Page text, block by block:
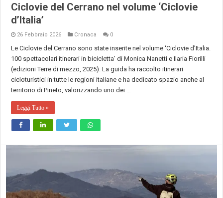
Ciclovie del Cerrano nel volume ‘Ciclovie
d’Italia’
26 Febbraio 2026 Cronaca 0
Le Ciclovie del Cerrano sono state inserite nel volume ‘Ciclovie d’Italia.
100 spettacolari itinerari in bicicletta’ di Monica Nanetti e Ilaria Fiorilli
(edizioni Terre di mezzo, 2025). La guida ha raccolto itinerari
cicloturistici in tutte le regioni italiane e ha dedicato spazio anche al
territorio di Pineto, valorizzando uno dei …
Leggi Tutto »